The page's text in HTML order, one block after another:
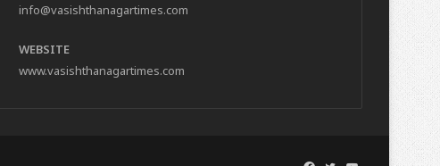
info@vasishthanagartimes.com
WEBSITE
www.vasishthanagartimes.com